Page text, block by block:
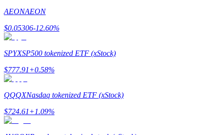
Руководство для начинающих по фьючерсам
Узнайте, как оставаться прибыльным
AEONAEON
$0.05306-12.60%
SPYXSP500 tokenized ETF (xStock)
$777.91+0.58%
QQQXNasdaq tokenized ETF (xStock)
$724.61+1.09%